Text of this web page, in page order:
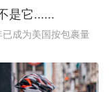
是它......
成为美国按包裹量